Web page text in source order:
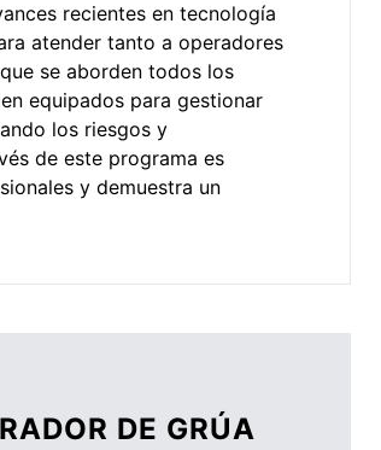
recientes en tecnología
atender tanto a operadores
se aborden todos los
equipados para gestionar
los riesgos y
de este programa es
y demuestra un
DE GRÚA